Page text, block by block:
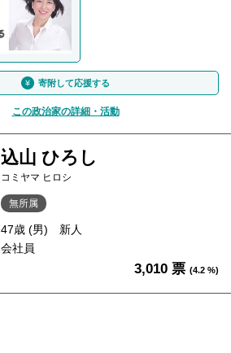
寄附して応援する
この政治家の詳細・活動
込山 ひろし
コミヤマ ヒロシ
無所属
47歳 (男)
新人
会社員
3,010 票 (4.2 %)